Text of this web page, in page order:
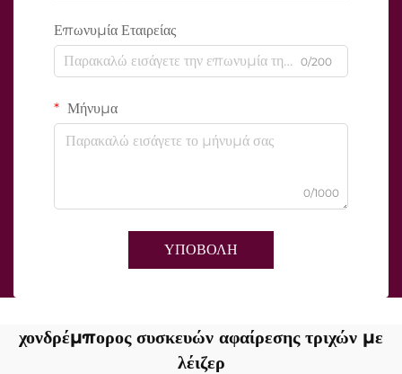
Επωνυμία Εταιρείας
0/200
Μήνυμα
0/1000
ΥΠΟΒΟΛΗ
χονδρέμπορος συσκευών αφαίρεσης τριχών με
λέιζερ